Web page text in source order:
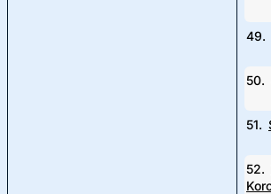
49.
50.
51.
52.